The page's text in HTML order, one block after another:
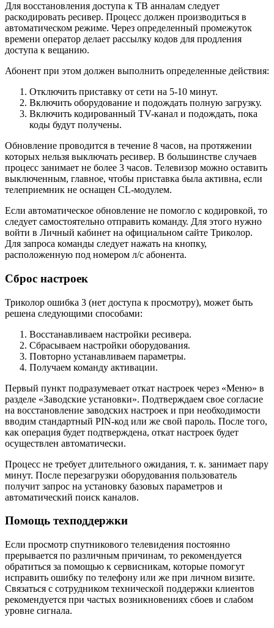
Для восстановления доступа к ТВ анналам следует
раскодировать ресивер. Процесс должен производиться в
автоматическом режиме. Через определенный промежуток
времени оператор делает рассылку кодов для продления
доступа к вещанию.
Абонент при этом должен выполнить определенные действия:
Отключить приставку от сети на 5-10 минут.
Включить оборудование и подождать полную загрузку.
Включить кодированный TV-канал и подождать, пока
коды будут получены.
Обновление проводится в течение 8 часов, на протяжении
которых нельзя выключать ресивер. В большинстве случаев
процесс занимает не более 3 часов. Телевизор можно оставить
выключенным, главное, чтобы приставка была активна, если
телеприемник не оснащен CL-модулем.
Если автоматическое обновление не помогло с кодировкой, то
следует самостоятельно отправить команду. Для этого нужно
войти в Личный кабинет на официальном сайте Триколор.
Для запроса команды следует нажать на кнопку,
расположенную под номером л/с абонента.
Сброс настроек
Триколор ошибка 3 (нет доступа к просмотру), может быть
решена следующими способами:
Восстанавливаем настройки ресивера.
Сбрасываем настройки оборудования.
Повторно устанавливаем параметры.
Получаем команду активации.
Первый пункт подразумевает откат настроек через «Меню» в
разделе «Заводские установки». Подтверждаем свое согласие
на восстановление заводских настроек и при необходимости
вводим стандартный PIN-код или же свой пароль. После того,
как операция будет подтверждена, откат настроек будет
осуществлен автоматически.
Процесс не требует длительного ожидания, т. к. занимает пару
минут. После перезагрузки оборудования пользователь
получит запрос на установку базовых параметров и
автоматический поиск каналов.
Помощь техподдержки
Если просмотр спутникового телевидения постоянно
прерывается по различным причинам, то рекомендуется
обратиться за помощью к сервисникам, которые помогут
исправить ошибку по телефону или же при личном визите.
Связаться с сотрудником технической поддержки клиентов
рекомендуется при частых возникновениях сбоев и слабом
уровне сигнала.